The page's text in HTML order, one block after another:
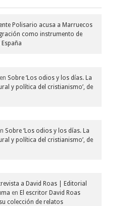
Polisario acusa a Marruecos
como instrumento de
en Sobre ‘Los odios y los días. La
y política del cristianismo’, de
Sobre ‘Los odios y los días. La
y política del cristianismo’, de
a David Roas | Editorial
en El escritor David Roas
su colección de relatos